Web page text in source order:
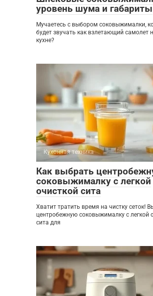
уровень шума и габариты
Мучаетесь с выбором соковыжималки,
будет звучать как взлетающий самолет
кухне?
Кухонная техника
Как выбрать
соковыжималку с легкой
очисткой сита
Хватит тратить время на чистку сеток!
центробежную соковыжималку с легкой
сита для